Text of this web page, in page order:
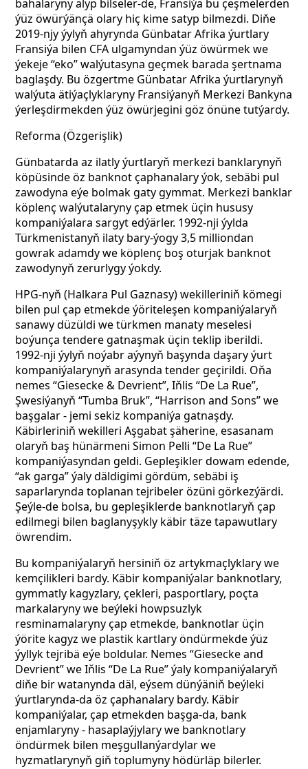
bahalaryny alyp bilseler-de, Fransiýa bu çeşmelerden
ýüz öwürýänçä olary hiç kime satyp bilmezdi. Diňe
2019-njy ýylyň ahyrynda Günbatar Afrika ýurtlary
Fransiýa bilen CFA ulgamyndan ýüz öwürmek we
ýekeje “eko” walýutasyna geçmek barada şertnama
baglaşdy. Bu özgertme Günbatar Afrika ýurtlarynyň
walýuta ätiýaçlyklaryny Fransiýanyň Merkezi Bankyna
ýerleşdirmekden ýüz öwürjegini göz önüne tutýardy.
Reforma (Özgerişlik)
Günbatarda az ilatly ýurtlaryň merkezi banklarynyň
köpüsinde öz banknot çaphanalary ýok, sebäbi pul
zawodyna eýe bolmak gaty gymmat. Merkezi banklar
köplenç walýutalaryny çap etmek üçin hususy
kompaniýalara sargyt edýärler. 1992-nji ýylda
Türkmenistanyň ilaty bary-ýogy 3,5 milliondan
gowrak adamdy we köplenç boş oturjak banknot
zawodynyň zerurlygy ýokdy.
HPG-nyň (Halkara Pul Gaznasy) wekilleriniň kömegi
bilen pul çap etmekde ýöriteleşen kompaniýalaryň
sanawy düzüldi we türkmen manaty meselesi
boýunça tendere gatnaşmak üçin teklip iberildi.
1992-nji ýylyň noýabr aýynyň başynda daşary ýurt
kompaniýalarynyň arasynda tender geçirildi. Oňa
nemes “Giesecke & Devrient”, Iňlis “De La Rue”,
Şwesiýanyň “Tumba Bruk”, “Harrison and Sons” we
başgalar - jemi sekiz kompaniýa gatnaşdy.
Käbirleriniň wekilleri Aşgabat şäherine, esasanam
olaryň baş hünärmeni Simon Pelli “De La Rue”
kompaniýasyndan geldi. Gepleşikler dowam edende,
“ak garga” ýaly däldigimi gördüm, sebäbi iş
saparlarynda toplanan tejribeler özüni görkezýärdi.
Şeýle-de bolsa, bu gepleşiklerde banknotlaryň çap
edilmegi bilen baglanyşykly käbir täze tapawutlary
öwrendim.
Bu kompaniýalaryň hersiniň öz artykmaçlyklary we
kemçilikleri bardy. Käbir kompaniýalar banknotlary,
gymmatly kagyzlary, çekleri, pasportlary, poçta
markalaryny we beýleki howpsuzlyk
resminamalaryny çap etmekde, banknotlar üçin
ýörite kagyz we plastik kartlary öndürmekde ýüz
ýyllyk tejribä eýe boldular. Nemes “Giesecke and
Devrient” we Iňlis “De La Rue” ýaly kompaniýalaryň
diňe bir watanynda däl, eýsem dünýäniň beýleki
ýurtlarynda-da öz çaphanalary bardy. Käbir
kompaniýalar, çap etmekden başga-da, bank
enjamlaryny - hasaplaýjylary we banknotlary
öndürmek bilen meşgullanýardylar we
hyzmatlarynyň giň toplumyny hödürläp bilerler.